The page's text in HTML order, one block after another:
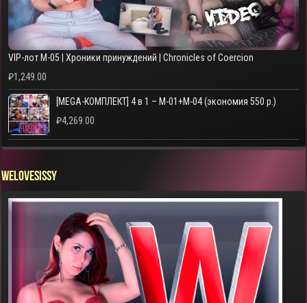
VIP-лот M-05 | Хроники принуждений | Chronicles of Coercion
₽1,249.00
[MEGA-КОМПЛЕКТ] 4 в 1 – M-01+M-04 (экономия 550 р.)
₽4,269.00
WELOVESISSY